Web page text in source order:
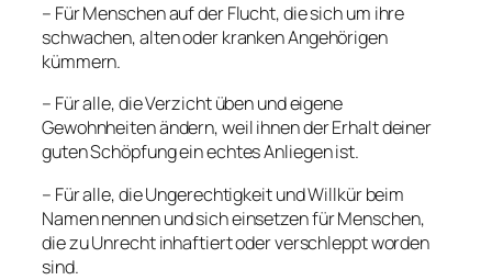
– Für Menschen auf der Flucht, die sich um ihre
schwachen, alten oder kranken Angehörigen
kümmern.
– Für alle, die Verzicht üben und eigene
Gewohnheiten ändern, weil ihnen der Erhalt deiner
guten Schöpfung ein echtes Anliegen ist.
– Für alle, die Ungerechtigkeit und Willkür beim
Namen nennen und sich einsetzen für Menschen,
die zu Unrecht inhaftiert oder verschleppt worden
sind.